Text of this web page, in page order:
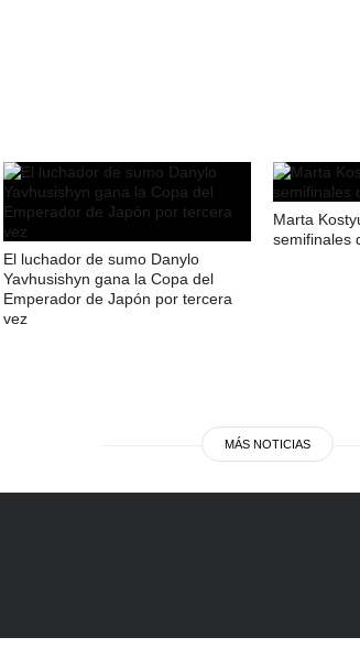
El luchador de sumo Danylo
Yavhusishyn gana la Copa del
Emperador de Japón por tercera
vez
Marta
semifinales
MÁS NOTICIAS